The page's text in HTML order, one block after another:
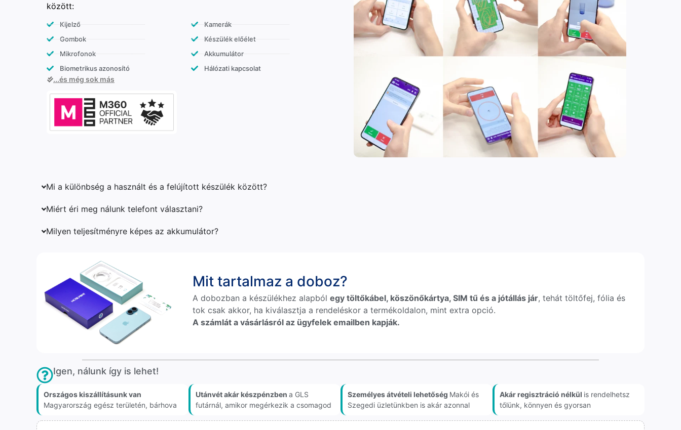
között:
Kijelző
Gombok
Mikrofonok
Biometrikus azonosító
Kamerák
Készülék előélet
Akkumulátor
Hálózati kapcsolat
...és még sok más
Mi a különbség a használt és a felújított készülék között?
Miért éri meg nálunk telefont választani?
Milyen teljesítményre képes az akkumulátor?
Mit tartalmaz a doboz?
A dobozban a készülékhez alapbólegy töltőkábel, köszönőkártya, SIM tű és a jótállás jár, tehát töltőfej, fólia és
tok csak akkor, ha kiválasztja a rendeléskor a termékoldalon, mint extra opció.
A számlát a vásárlásról az ügyfelek emailben kapják.
Igen, nálunk így is lehet!
Országos kiszállításunk van
Magyarország egész területén, bárhova
Utánvét akár készpénzben a GLS
futárnál, amikor megérkezik a csomagod
Személyes átvételi lehetőség Makói és
Szegedi üzletünkben is akár azonnal
Akár regisztráció nélkül is rendelhetsz
tőlünk, könnyen és gyorsan